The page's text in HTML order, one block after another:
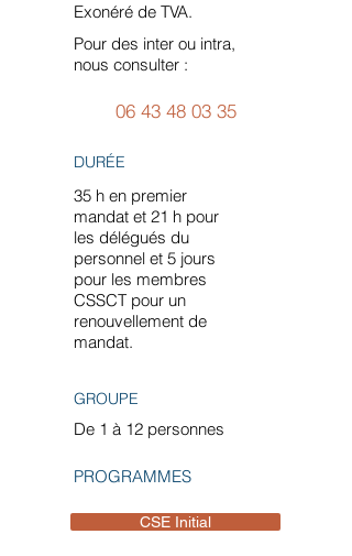
Exonéré de TVA.
Pour des inter ou intra,
nous consulter :
06 43 48 03 35
DURÉE
35 h en premier
mandat et 21 h pour
les délégués du
personnel et 5 jours
pour les membres
CSSCT pour un
renouvellement de
mandat.
GROUPE
De 1 à 12 personnes
PROGRAMMES
CSE Initial